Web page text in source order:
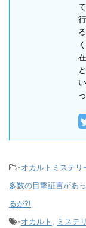
-オカルトミステ
多数の目撃証言があ
るが?!
-オカルト , ミステ